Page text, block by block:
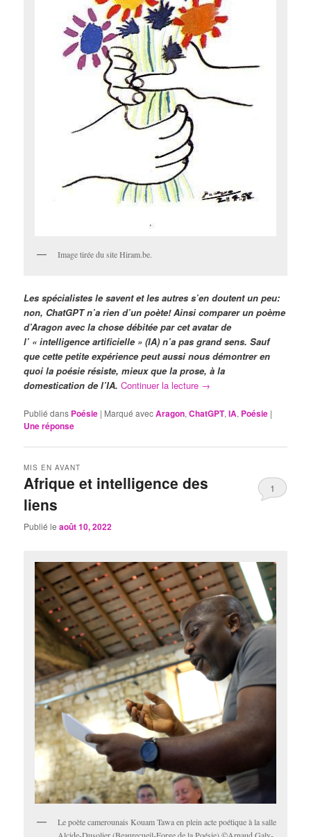
Image tirée du site Hiram.be.
Les spécialistes le savent et les autres s’en doutent un peu:
non, ChatGPT n’a rien d’un poète! Ainsi comparer un poème
d’Aragon avec la chose débitée par cet avatar de
l’ « intelligence artificielle » (IA) n’a pas grand sens. Sauf
que cette petite expérience peut aussi nous démontrer en
quoi la poésie résiste, mieux que la prose, à la
domestication de l’IA. Continuer la lecture →
Publié dans Poésie | Marqué avecAragon,ChatGPT,IA, Poésie |
Uneréponse
Afrique et intelligence des
liens
MIS EN AVANT
Publié leaoût 10, 2022
1
Le poète camerounais Kouam Tawa en plein acte poétique à la salle